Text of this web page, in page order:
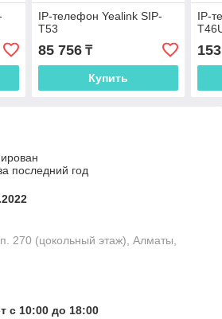
IP-телефон Yealink SIP-
T53
85 756₸
Купить
IP-
последний год
270 (цокольный этаж), Алматы,
с 10:00 до 18:00